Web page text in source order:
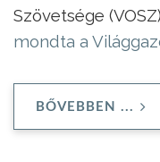
Szövetsége
mondta a
BŐVEBBEN ...